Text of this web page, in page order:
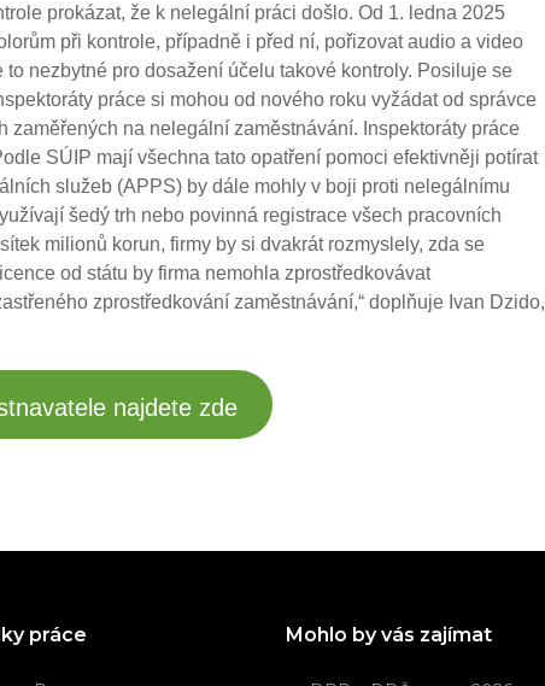
prokázat, že k nelegální práci došlo. Od 1. ledna 2025
při kontrole, případně i před ní, pořizovat audio a video
nezbytné pro dosažení účelu takové kontroly. Posiluje se
práce si mohou od nového roku vyžádat od správce
na nelegální zaměstnávání. Inspektoráty práce
SÚIP mají všechna tato opatření pomoci efektivněji potírat
služeb (APPS) by dále mohly v boji proti nelegálnímu
šedý trh nebo povinná registrace všech pracovních
milionů korun, firmy by si dvakrát rozmyslely, zda se
od státu by firma nemohla zprostředkovávat
zprostředkování zaměstnávání,“ doplňuje Ivan Dzido,
najdete zde
práce Mohlo by vás zajímat